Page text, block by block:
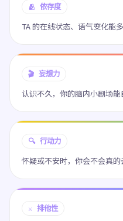
🫂 依存度
TA 的在线状态、语气变化能
🎬 妄想力
认识不久，你的脑内小剧场能
🔍 行动力
怀疑或不安时，你会不会真的
⚔️ 排他性